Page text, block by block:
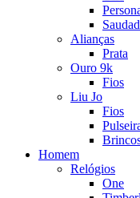
Alianças
Prata
Ouro 9k
Fios
Liu Jo
Fios
Homem
Relógios
One